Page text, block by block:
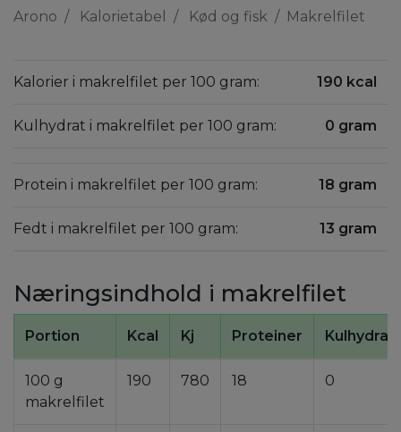
Arono Kalorietabel Kød og fisk Makrelfilet
Kalorier i makrelfilet per 100 gram: 190 kcal
Kulhydrat i makrelfilet per 100 gram: 0 gram
Protein i makrelfilet per 100 gram: 18 gram
Fedt i makrelfilet per 100 gram: 13 gram
Næringsindhold i makrelfilet
Portion Kcal Kj Proteiner
100 g
makrelfilet
190 780 18 0